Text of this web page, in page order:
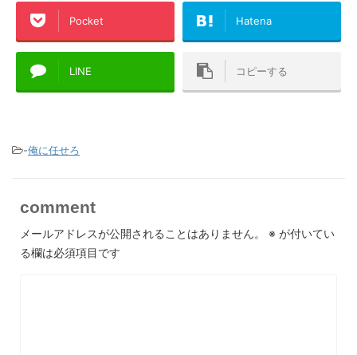
Pocket Hatena
LINE コピーする
-俺に任せろ
comment
メールアドレスが公開されることはありません。 ※ が付いてい
る欄は必須項目です